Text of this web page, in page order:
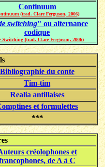
Continuum
(trad. Clare Ferguson, 2006)
switching" ou alternance
codique
Switching (trad. Clare Ferguson, 2006)
Bibliographie du conte
Tim-tim
Realia antillaises
et formulettes
***
créolophones et
de A à C